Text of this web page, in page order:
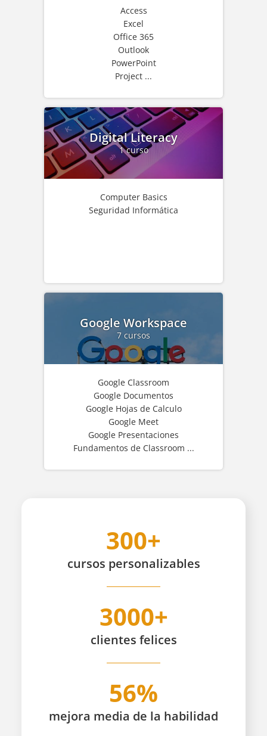
Access
Excel
Office 365
Outlook
PowerPoint
Project ...
Digital Literacy
1 curso
Computer Basics
Seguridad Informática
Google Workspace
7 cursos
Google Classroom
Google Documentos
Google Hojas de Calculo
Google Meet
Google Presentaciones
Fundamentos de Classroom ...
300+
cursos personalizables
3000+
clientes felices
56%
mejora media de la habilidad